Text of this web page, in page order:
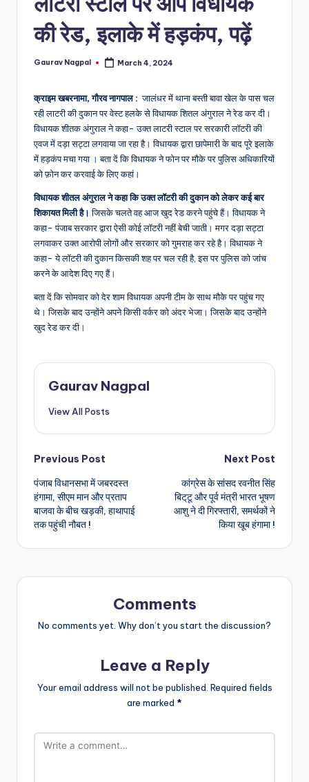
m
की रेड, इलाके में हड़कंप, पढ़ें
Posted
Gaurav Nagpal March 4, 2024
क्राइम खबरनामा, गौरव नागपाल : जालंधर में थाना बस्ती बावा खेल के पास चल
रही लाटरी की दुकान पर वेस्ट हलके से विधायक शितल अंगुराल ने रेड कर दी।
विधायक शीतक अंगुराल ने कहा- उक्त लाटरी स्टाल पर सरकारी लॉटरी की
एवज में दड़ा सट्टा लगवाया जा रहा है। विधायक द्वारा छापेमारी के बाद पूरे इलाके
में हड़कंप मचा गया । बता दें कि विधायक ने फोन पर मौके पर पुलिस अधिकारियों
को फ़ोन कर करवाई के लिए कहां।
विधायक शीतल अंगुराल ने कहा कि उक्त लॉटरी की दुकान को लेकर कई बार
शिकायत मिली है। जिसके चलते वह आज खुद रेड करने पहुंचे हैं। विधायक ने
कहा- पंजाब सरकार द्वारा ऐसी कोई लॉटरी नहीं बेची जाती। मगर दड़ा सट्टा
लगवाकर उक्त आरोपी लोगों और सरकार को गुमराह कर रहे है। विधायक ने
कहा- ये लॉटरी की दुकान किसकी शह पर चल रही है, इस पर पुलिस को जांच
करने के आदेश दिए गए हैं।
बता दें कि सोमवार को देर शाम विधायक अपनी टीम के साथ मौके पर पहुंच गए
थे। जिसके बाद उन्होंने अपने किसी वर्कर को अंदर भेजा। जिसके बाद उन्होंने
खुद रेड कर दी।
Gaurav Nagpal
View All Posts
Post
navigation
Previous Post
पंजाब विधानसभा में जबरदस्त
हंगामा, सीएम मान और प्रताप
बाजवा के बीच खड़की, हाथापाई
तक पहुंची नौबत !
Next Post
कांग्रेस के सांसद रवनीत सिंह
बिट्‌टू और पूर्व मंत्री भारत भूषण
आशु ने दी गिरफ्तारी, समर्थकों ने
किया खूब हंगामा !
Comments
No comments yet. Why don’t you start the discussion?
Leave a Reply
Your email address will not be published. Required fields
are marked *